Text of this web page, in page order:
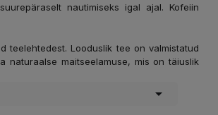
nautimiseks igal ajal. Kofeiin
teelehtedest. Looduslik tee on valmistatud
naturaalse maitseelamuse, mis on täiuslik
